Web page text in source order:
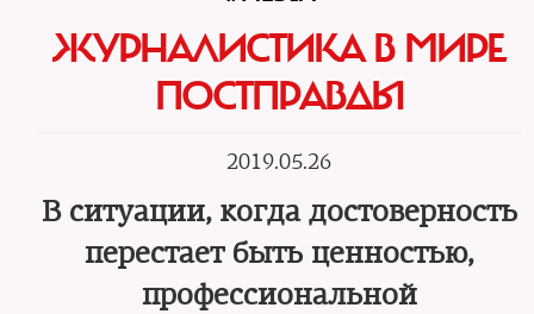
ЖУРНАЛИСТИКА В МИРЕ
ПОСТПРАВДЫ
2019.05.26
В ситуации, когда достоверность
перестает быть ценностью,
профессиональной